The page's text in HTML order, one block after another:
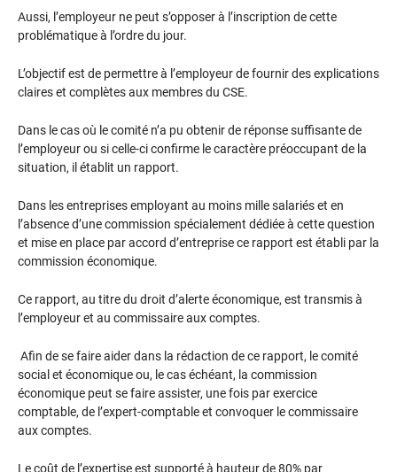
Aussi, l’employeur ne peut s’opposer à l’inscription de cette
problématique à l’ordre du jour.
L’objectif est de permettre à l’employeur de fournir des explications
claires et complètes aux membres du CSE.
Dans le cas où le comité n’a pu obtenir de réponse suffisante de
l’employeur ou si celle-ci confirme le caractère préoccupant de la
situation, il établit un rapport.
Dans les entreprises employant au moins mille salariés et en
l’absence d’une commission spécialement dédiée à cette question
et mise en place par accord d’entreprise ce rapport est établi par la
commission économique.
Ce rapport, au titre du droit d’alerte économique, est transmis à
l’employeur et au commissaire aux comptes.
Afin de se faire aider dans la rédaction de ce rapport, le comité
social et économique ou, le cas échéant, la commission
économique peut se faire assister, une fois par exercice
comptable, de l’expert-comptable et convoquer le commissaire
aux comptes.
Le coût de l’expertise est supporté à hauteur de 80% par